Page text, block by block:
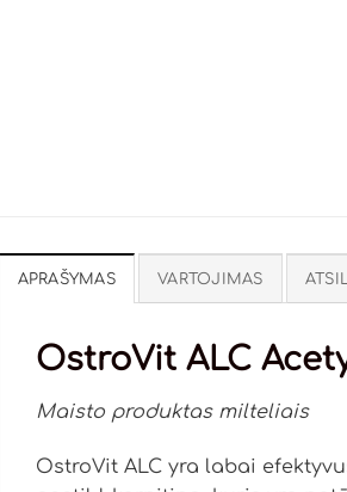
APRAŠYMAS VARTOJIMAS
OstroVit ALC
Maisto produktas milteliais
OstroVit ALC yra labai